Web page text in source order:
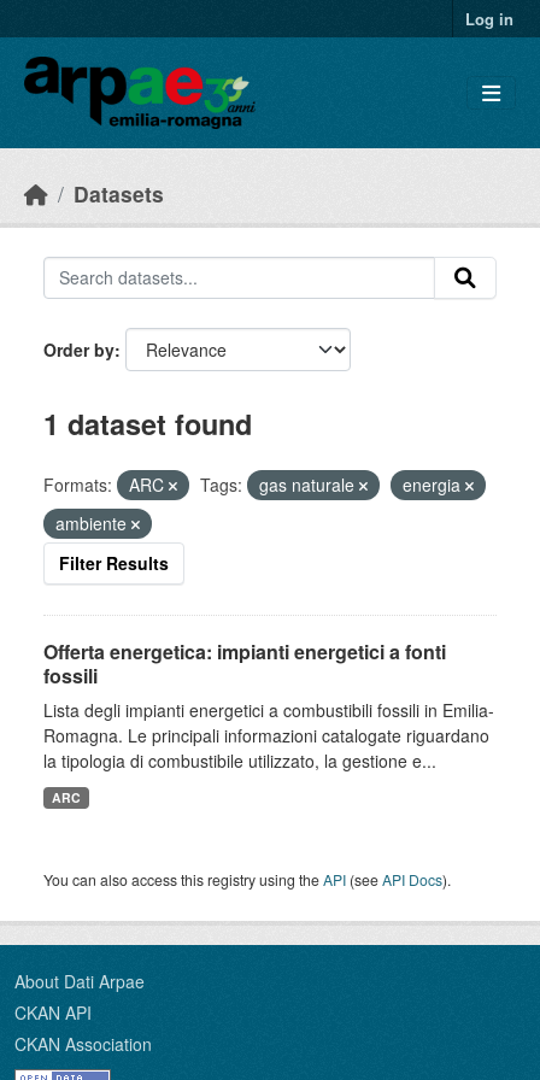
Log in
Datasets
Order by
1 dataset found
Formats: ARC Tags: gas naturale
energia
ambiente
Filter Results
Offerta energetica: impianti energetici a fonti
fossili
Lista degli impianti energetici a combustibili fossili in Emilia-
Romagna. Le principali informazioni catalogate riguardano
la tipologia di combustibile utilizzato, la gestione e...
ARC
You can also access this registry using theAPI (seeAPI Docs).
About Dati Arpae
CKAN API
CKAN Association